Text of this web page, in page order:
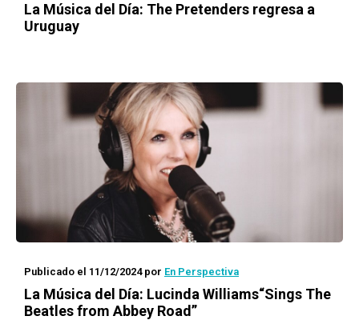
La Música del Día: The Pretenders regresa a
Uruguay
Publicado el 11/12/2024por En Perspectiva
La Música del Día: Lucinda Williams“Sings The
Beatles from Abbey Road”